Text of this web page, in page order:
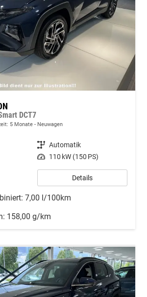
DCT7
5 Monate Neuwagen
Getriebe Automatik
Leistung 110 kW (150 PS)
Details
7,00 l/100km
158,00 g/km